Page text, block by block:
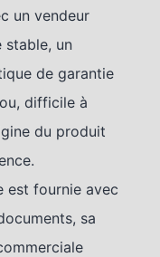
un vendeur
stable, un
de garantie
difficile à
du produit
est fournie avec
sa